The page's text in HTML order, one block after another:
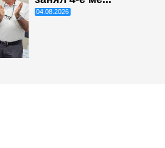
04.08.2026